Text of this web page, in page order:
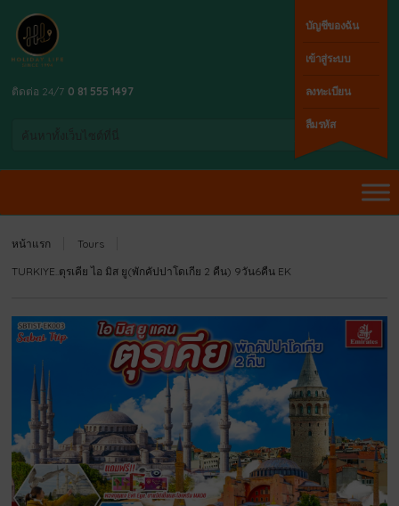
บัญชีของฉัน
เข้าสู่ระบบ
ลงทะเบียน
ลืมรหัส
ติดต่อ 24/7 0 81 555 1497
หน้าแรก Tours
TURKIYE..ตุรเคีย ไอ มิส ยู(พักคัปปาโดเกีย 2 คืน) 9วัน6คืน EK